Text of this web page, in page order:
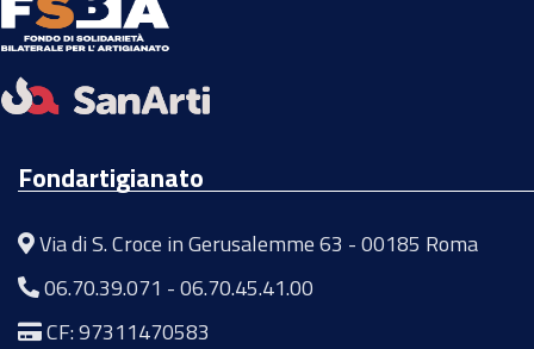
Fondartigianato
Via di S. Croce in Gerusalemme 63 - 00185 Roma
06.70.39.071 -06.70.45.41.00
CF: 97311470583